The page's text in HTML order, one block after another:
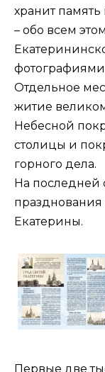
хранит
– обо всем
фотографиями
Отдельное
житие
Небесной
столицы и
горного дела.
На последней
празднования
Екатерины.
Первые две